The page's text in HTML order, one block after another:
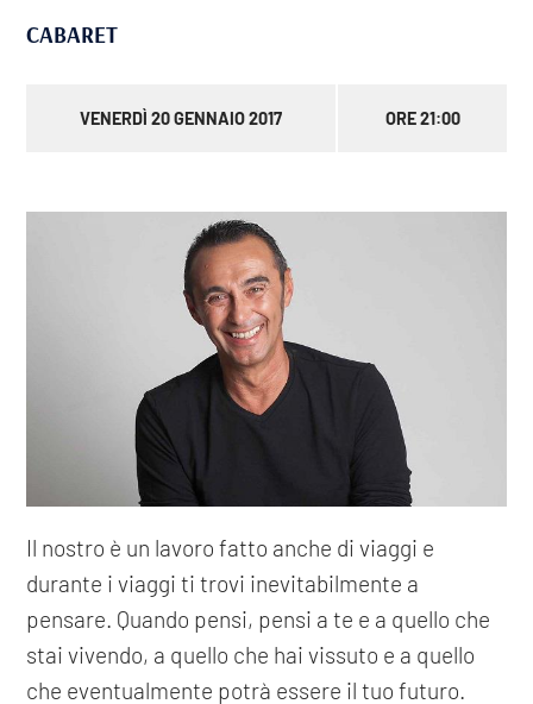
CABARET
VENERDÌ 20 GENNAIO 2017 ORE 21:00
Il nostro è un lavoro fatto anche di viaggi e
durante i viaggi ti trovi inevitabilmente a
pensare. Quando pensi, pensi a te e a quello che
stai vivendo, a quello che hai vissuto e a quello
che eventualmente potrà essere il tuo futuro.